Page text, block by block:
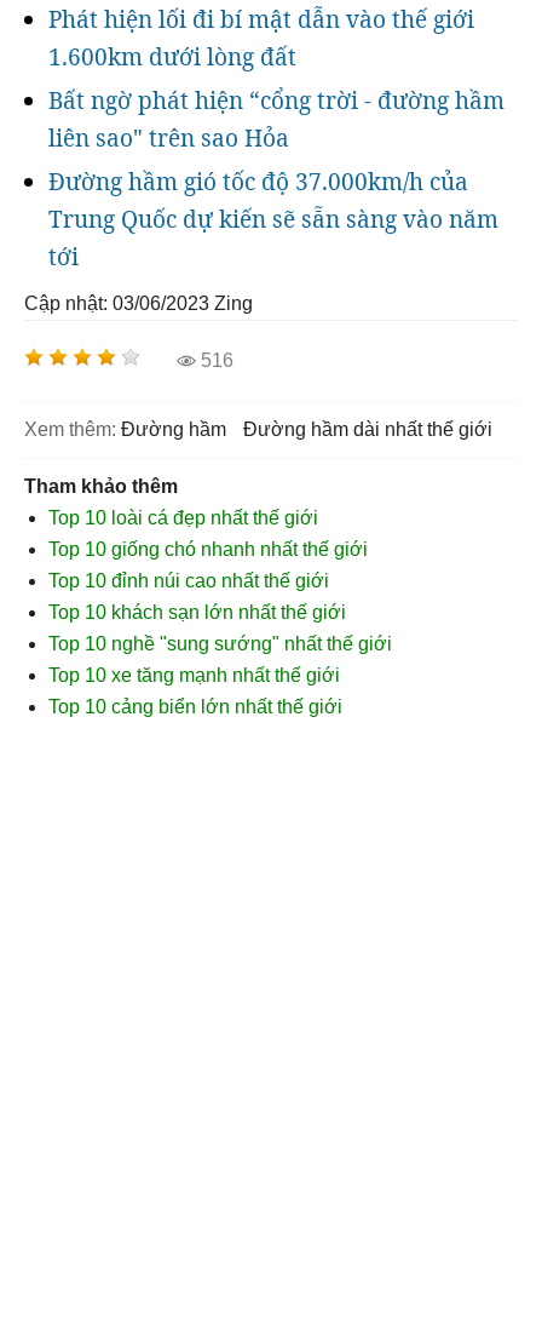
Phát hiện lối đi bí mật dẫn vào thế giới
1.600km dưới lòng đất
Bất ngờ phát hiện “cổng trời - đường hầm
liên sao" trên sao Hỏa
Đường hầm gió tốc độ 37.000km/h của
Trung Quốc dự kiến sẽ sẵn sàng vào năm
tới
Cập nhật: 03/06/2023 Zing
516
Xem thêm: đường hầm đường hầm dài nhất thế giới
Tham khảo thêm
Top 10 loài cá đẹp nhất thế giới
Top 10 giống chó nhanh nhất thế giới
Top 10 đỉnh núi cao nhất thế giới
Top 10 khách sạn lớn nhất thế giới
Top 10 nghề "sung sướng" nhất thế giới
Top 10 xe tăng mạnh nhất thế giới
Top 10 cảng biển lớn nhất thế giới